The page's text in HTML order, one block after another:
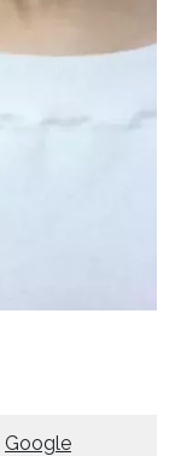
Google